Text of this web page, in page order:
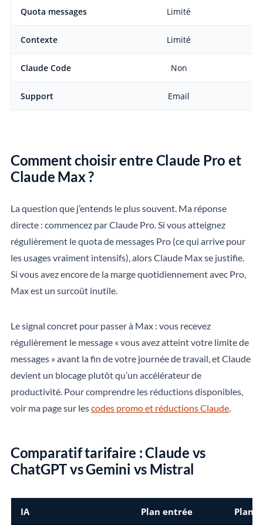
Quota messages Limité
Contexte Limité
Claude Code Non
Support Email
Comment choisir entre Claude Pro et
Claude Max ?
La question que j’entends le plus souvent. Ma réponse
directe : commencez par Claude Pro. Si vous atteignez
régulièrement le quota de messages Pro (ce qui arrive pour
les usages vraiment intensifs), alors Claude Max se justifie.
Si vous avez encore de la marge quotidiennement avec Pro,
Max est un surcoût inutile.
Le signal concret pour passer à Max : vous recevez
régulièrement le message « vous avez atteint votre limite de
messages » avant la fin de votre journée de travail, et Claude
devient un blocage plutôt qu’un accélérateur de
productivité. Pour comprendre les réductions disponibles,
voir ma page sur lescodes promo et réductions Claude.
Comparatif tarifaire : Claude vs
ChatGPT vs Gemini vs Mistral
IA Plan entrée Plan